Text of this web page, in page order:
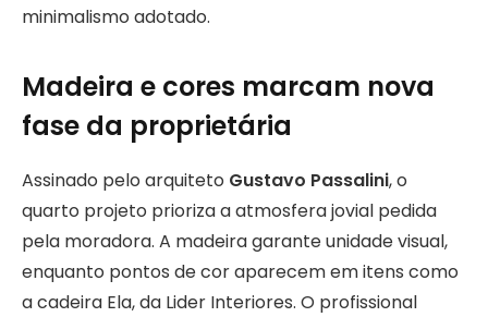
minimalismo adotado.
Madeira e cores marcam nova
fase da proprietária
Assinado pelo arquiteto Gustavo Passalini, o
quarto projeto prioriza a atmosfera jovial pedida
pela moradora. A madeira garante unidade visual,
enquanto pontos de cor aparecem em itens como
a cadeira Ela, da Lider Interiores. O profissional